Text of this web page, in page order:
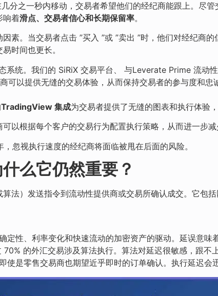
分之一秒内移动，交易者希望他们的经纪商能跟上。尽管
响着滑点、交易者信心和长期保留率。
素。当交易者点击 ”买入 ”或 ”卖出 ”时，他们对经纪商
时间也更长。
系统。我们的 SiRiX 交易平台、 与Leverate Prime 流动性
可以提供无缝的交易体验，从而保持交易者的参与度和忠
TradingView 集成为交易者提供了无缝的图表和执行体验
可以根据每个客户的交易行为配置执行策略，从而进一步
忽视执行速度的经纪商将面临被甩在后面的风险。
么它仍然重要？
法）发送指令到流动性提供商或交易所确认成交。它包括
定性、利率变化和快速流动的加密资产的驱动。延误意味
70% 的外汇交易涉及算法执行。算法对延迟很敏感，跟不
使是零售交易商也期望近乎即时的订单确认。执行延迟会